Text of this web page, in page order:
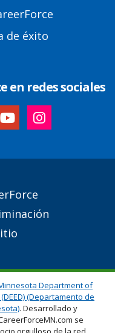
de éxito
en redes sociales
Department of
(Departamento de
. Desarrollado y
se